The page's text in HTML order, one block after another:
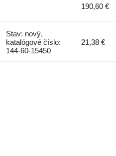
190,60 €
Stav: nový,
katalógové číslo:
144-60-15450
21,38 €